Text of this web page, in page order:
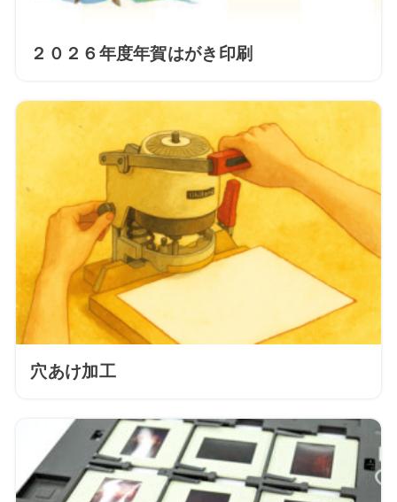
２０２６年度年賀はがき印刷
穴あけ加工